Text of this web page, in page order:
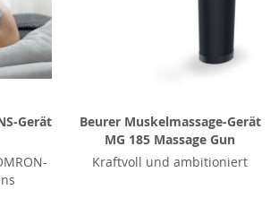
Gerät
Beurer Muskelmassage-Gerät
MG 185 Massage Gun
Kraftvoll und ambitioniert